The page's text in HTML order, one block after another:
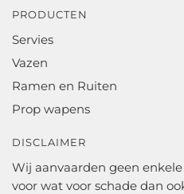
PRODUCTEN
Servies
Vazen
Ramen en Ruiten
Prop wapens
DISCLAIMER
Wij aanvaarden geen
voor wat voor schade dan